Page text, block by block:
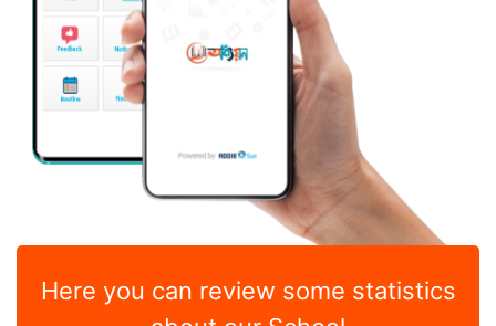
Here you can review some statistics